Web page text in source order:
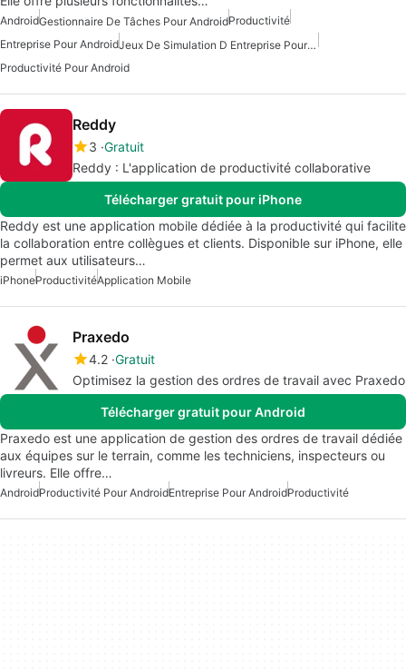
AndroidGestionnaire De Tâches Pour AndroidProductivité
Entreprise Pour Android
Jeux De Simulation D Entreprise Pour Android
Productivité Pour Android
Reddy
3 Gratuit
Reddy : L'application de productivité collaborative
Télécharger gratuit pour iPhone
Reddy est une application mobile dédiée à la productivité qui facilite
la collaboration entre collègues et clients. Disponible sur iPhone, elle
permet aux utilisateurs…
iPhoneProductivitéApplication Mobile
Praxedo
4.2 Gratuit
Optimisez la gestion des ordres de travail avec Praxedo
Télécharger gratuit pour Android
Praxedo est une application de gestion des ordres de travail dédiée
aux équipes sur le terrain, comme les techniciens, inspecteurs ou
livreurs. Elle offre…
AndroidProductivité Pour AndroidEntreprise Pour AndroidProductivité